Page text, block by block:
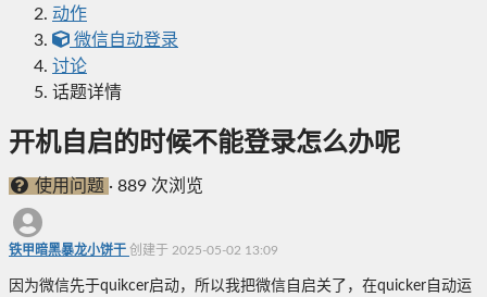
动作
微信自动登录
讨论
话题详情
开机自启的时候不能登录怎么办呢
使用问题 · 889 次浏览
铁甲暗黑暴龙小饼干 创建于 2025-05-02 13:09
因为微信先于quikcer启动，所以我把微信自启关了，在quicker自动运